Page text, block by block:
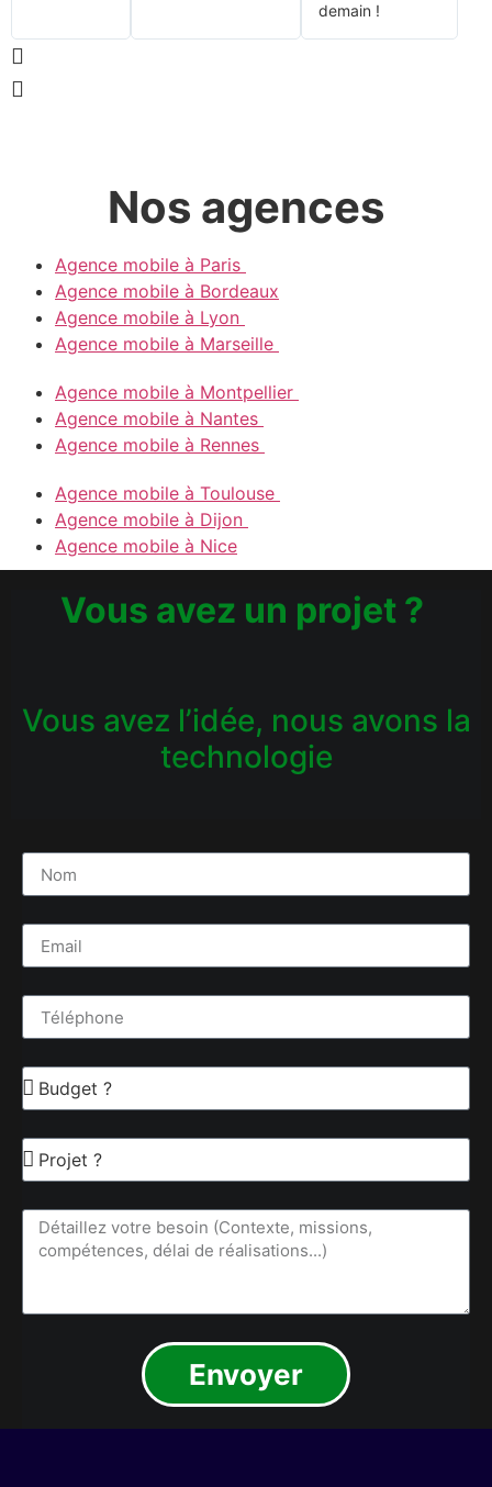
demain !
Nos agences
Agence mobile à Paris
Agence mobile à Bordeaux
Agence mobile à Lyon
Agence mobile à Marseille
Agence mobile à Montpellier
Agence mobile à Nantes
Agence mobile à Rennes
Agence mobile à Toulouse
Agence mobile à Dijon
Agence mobile à Nice
Vous avez un projet ?
Vous avez l’idée, nous avons la
technologie
Envoyer